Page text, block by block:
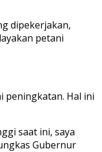
dipekerjakan,
petani
peningkatan. Hal ini
saat ini, saya
Gubernur